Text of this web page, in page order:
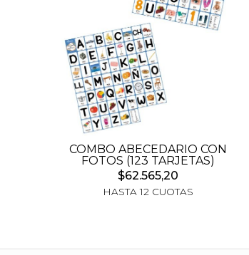
COMBO ABECEDARIO CON
FOTOS (123 TARJETAS)
$62.565,20
HASTA 12 CUOTAS